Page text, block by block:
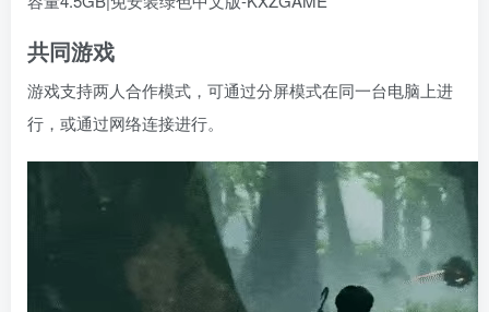
共同游戏
游戏支持两人合作模式，可通过分屏模式在同一台电脑上进
行，或通过网络连接进行。